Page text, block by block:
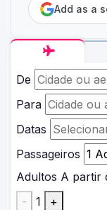
De
Para
Datas
Passageiros
Adultos A partir
-
1
+
Add as a